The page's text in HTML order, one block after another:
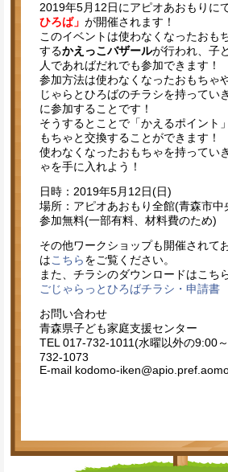
2019年5月12日にアピオあおもりに
ひろば」が開催されます！
このイベントは使わなくなったおも
するかえっこバザールが行われ、子
人であればだれでも参加できます！
参加方法は使わなくなったおもちゃ
じゃらとひろばのチラシを持ってい
に参加することです！
そうするとことで「かえるポイント
もちゃと交換することができます！
使わなくなったおもちゃを持ってい
ゃを手に入れよう！
日時：2019年5月12日(日)
場所：アピオあおもり全館(青森市中
参加無料(一部有料、材料費のため)
その他ワークショップも開催されて
はこちらをご覧ください。
また、チラシのダウンロードはこち
ごじゃらっとひろばチラシ・申請書
お問い合わせ
青森県子ども家庭支援センター
TEL 017-732-1011(水曜以外の9:00
732-1073
E-mail kodomo-